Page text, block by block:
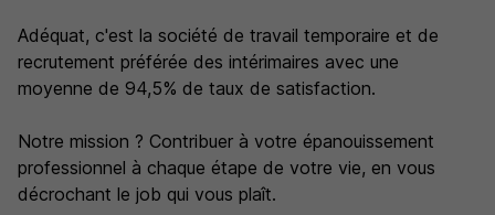
Adéquat, c'est la société de travail temporaire et de
recrutement préférée des intérimaires avec une
moyenne de 94,5% de taux de satisfaction.
Notre mission ? Contribuer à votre épanouissement
professionnel à chaque étape de votre vie, en vous
décrochant le job qui vous plaît.